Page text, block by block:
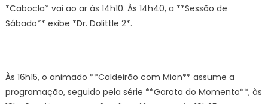
*Cabocla* vai ao ar às 14h10. Às 14h40, a **Sessão de
Sábado** exibe *Dr. Dolittle 2*.
Às 16h15, o animado **Caldeirão com Mion** assume a
programação, seguido pela série **Garota do Momento**, às